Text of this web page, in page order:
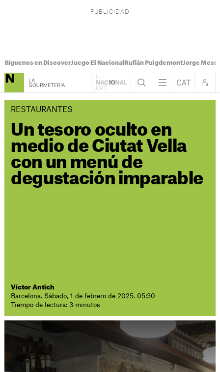
Síguenos en DiscoverJuego El Nacional Rufián PuigdemontJorge Messi
RESTAURANTES
Un tesoro oculto en
medio de Ciutat Vella
con un menú de
degustación imparable
Víctor Antich
Barcelona. Sábado, 1 de febrero de 2025. 05:30
Tiempo de lectura: 3 minutos